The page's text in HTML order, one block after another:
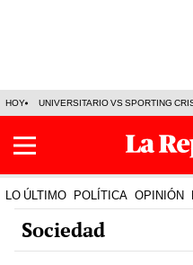
HOY UNIVERSITARIO VS SPORTING
LO ÚLTIMO POLÍTICA OPINIÓN
Sociedad